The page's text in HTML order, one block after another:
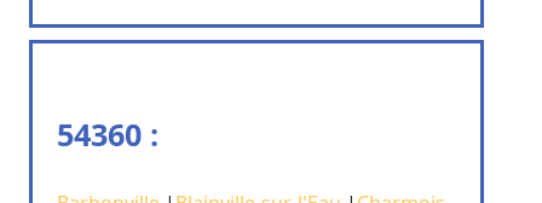
54360 :